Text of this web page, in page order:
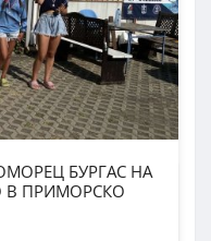
БУРГАС НА
В ПРИМОРСКО